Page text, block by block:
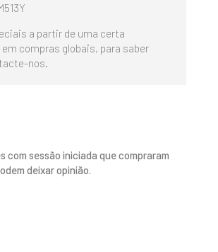
a partir de uma certa
compras globais, para saber
nos.
com sessão iniciada que compraram
deixar opinião.